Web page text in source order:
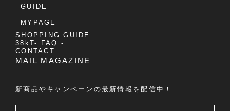
GUIDE
MYPAGE
SHOPPING GUIDE
38kT- FAQ -
CONTACT
MAIL MAGAZINE
新商品やキャンペーンの最新情報を配信中！